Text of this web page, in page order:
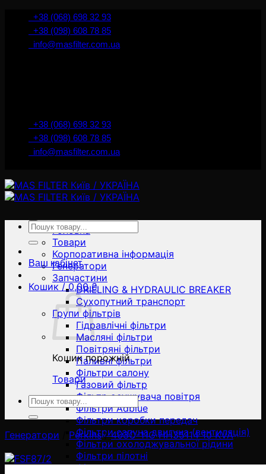
İçeriğe+38 (068) 698 32 93
+38 (098) 608 78 85
info@masfilter.com.ua
+38 (068) 698 32 93
+38 (098) 608 78 85
info@masfilter.com.ua
Головна
Товари
Корпоративна інформація
Генератори
Запчастини
DRILLING & HYDRAULIC BREAKER
Сухопутний транспорт
Групи фільтрів
Гідравлічні фільтри
Масляні фільтри
Повітряні фільтри
Паливні фільтри
Фільтри салону
Газовий фільтр
Фільтр осушувача повітря
Фільтри Adblue
Фільтри коробки передач
Фільтри сапуна двигуна (вентиляція)
Фільтри охолоджувальної рідини
Фільтри пілотні
Фільтри - сепаратори
Ara:
Ваш кабінет
Кошик /0,00₴
Кошик порожній
Товари
Ara:
Генератори Perkins / 403C-11G HH35114 10 KVA